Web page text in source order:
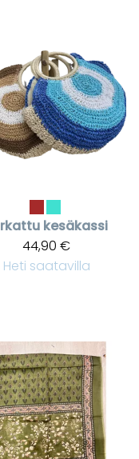
kesäkassi
44,90 €
Heti saatavilla